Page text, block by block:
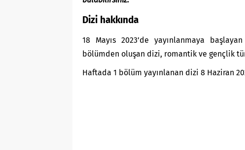
Dizi hakkında
18 Mayıs 2023’de yayınlanmaya
bölümden oluşan dizi, romantik ve gençlik
Haftada 1 bölüm yayınlanan dizi 8 Haziran